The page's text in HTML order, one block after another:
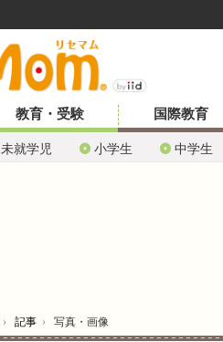
教育・受験
未就学児 小学生 中学生
国際教育
› 記事 › 写真・画像